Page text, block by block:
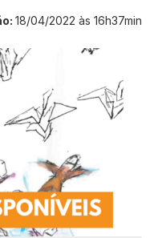
18/04/2022 às 16h37min